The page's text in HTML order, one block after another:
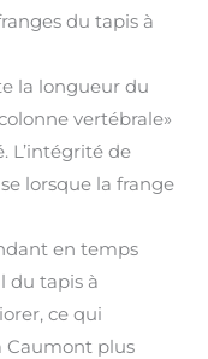
du tapis à
la longueur du
vertébrale»
L’intégrité de
lorsque la frange
en temps
du tapis à
ce qui
Caumont plus